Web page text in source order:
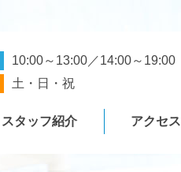
10:00～13:00／14:00～19:00
土・日・祝
スタッフ紹介 アクセス